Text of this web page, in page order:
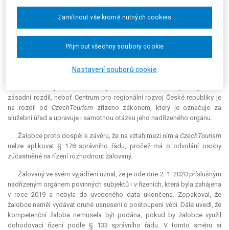
informacím a opírají se o zákon o státní památkové péči.
postavením Centra pro regionální rozvoj České republiky, jak se
pokoušel argumentovat žalovaný před podáním kompetenční žaloby.
Žalobce uznal, že podle interních dokumentů Centra pro regionální
rozvoj rozhoduje o odvoláních proti rozhodnutí tohoto subjektu a že
zásadní rozdíl, neboť Centrum pro regionální rozvoj České republiky je
na rozdíl od CzechTourism zřízeno zákonem, který je označuje za
služební úřad a upravuje i samotnou otázku jeho nadřízeného orgánu.
Žalobce proto dospěl k závěru, že na vztah mezi ním a CzechTourism
nelze aplikovat § 178 správního řádu, pročež má o odvolání osoby
zúčastněné na řízení rozhodnout žalovaný.
Žalovaný ve svém vyjádření uznal, že je ode dne 2. 1. 2020 příslušným
nadřízeným orgánem povinných subjektů i v řízeních, která byla zahájena
v roce 2019 a nebyla do uvedeného data ukončena. Zopakoval, že
žalobce neměl vydávat druhé usnesení o postoupení věci. Dále uvedl, že
kompetenční žaloba nemusela být podána, pokud by žalobce využil
dohodovací řízení podle § 133 správního řádu. V tomto směru si
Nastavení souborů cookie
Zamítnout vše kromě nutných cookies
Přijmout všechny soubory cookie